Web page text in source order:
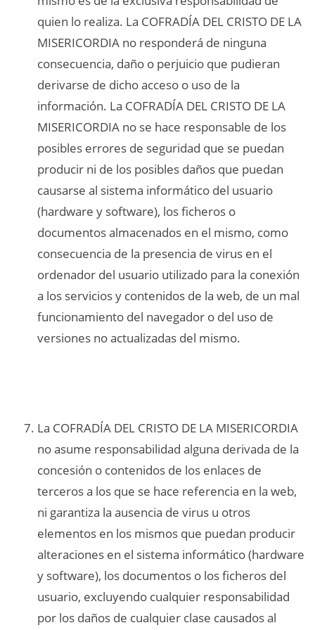
quien lo realiza. La COFRADÍA DEL CRISTO DE LA
MISERICORDIA no responderá de ninguna
consecuencia, daño o perjuicio que pudieran
derivarse de dicho acceso o uso de la
información. La COFRADÍA DEL CRISTO DE LA
MISERICORDIA no se hace responsable de los
posibles errores de seguridad que se puedan
producir ni de los posibles daños que puedan
causarse al sistema informático del usuario
(hardware y software), los ficheros o
documentos almacenados en el mismo, como
consecuencia de la presencia de virus en el
ordenador del usuario utilizado para la conexión
a los servicios y contenidos de la web, de un mal
funcionamiento del navegador o del uso de
versiones no actualizadas del mismo.
La COFRADÍA DEL CRISTO DE LA MISERICORDIA
no asume responsabilidad alguna derivada de la
concesión o contenidos de los enlaces de
terceros a los que se hace referencia en la web,
ni garantiza la ausencia de virus u otros
elementos en los mismos que puedan producir
alteraciones en el sistema informático (hardware
y software), los documentos o los ficheros del
usuario, excluyendo cualquier responsabilidad
por los daños de cualquier clase causados al